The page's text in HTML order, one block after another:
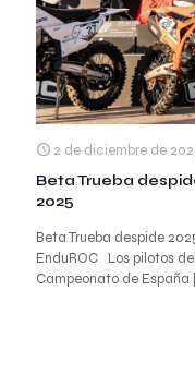
2 de diciembre de
Beta Trueba
2025
Beta Trueba despide
EnduROC Los pilotos
Campeonato de España